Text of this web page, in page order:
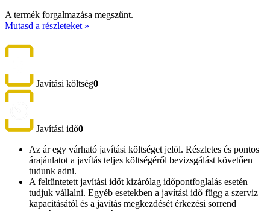
A termék forgalmazása megszűnt.
Mutasd a részleteket »
Javítási költség0
Javítási idő0
Az ár egy várható javítási költséget jelöl. Részletes és pontos
árajánlatot a javítás teljes költségéről bevizsgálást követően
tudunk adni.
A feltüntetett javítási időt kizárólag időpontfoglalás esetén
tudjuk vállalni. Egyéb esetekben a javítási idő függ a szerviz
kapacitásától és a javítás megkezdését érkezési sorrend